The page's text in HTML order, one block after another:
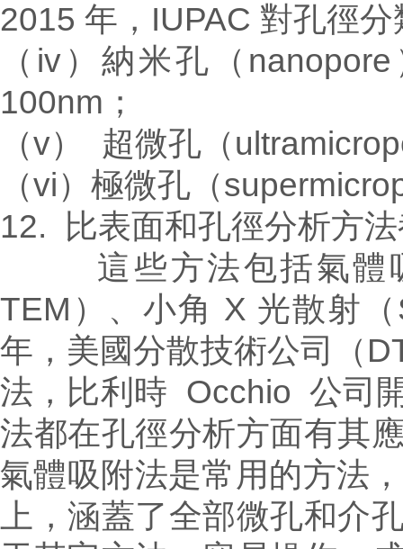
2015 年，IUPAC 對孔徑
（iv）納米孔（
100nm；
（v） 超微孔（
（vi）極微孔（
12. 比表面和孔徑分析方
這些方法包括氣體吸
TEM）、小角 X 光散射
年，美國分散技術公司（
法，比利時 Occhio 公司
法都在孔徑分析方面有其
氣體吸附法是常用的方法
上，涵蓋了全部微孔和介